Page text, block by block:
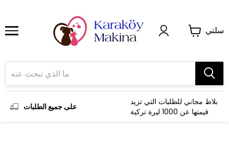
سلتي
على جميع الطلبات
بلاط مجاني للطلبات التي تزيد
قيمتها عن 1000 ليرة تركية